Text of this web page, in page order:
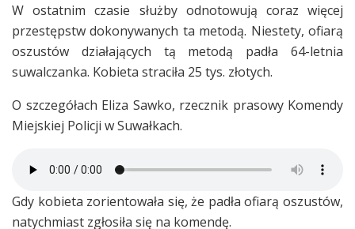
W ostatnim czasie służby odnotowują coraz więcej
przestępstw dokonywanych ta metodą. Niestety, ofiarą
oszustów działających tą metodą padła 64-letnia
suwalczanka. Kobieta straciła 25 tys. złotych.
O szczegółach Eliza Sawko, rzecznik prasowy Komendy
Miejskiej Policji w Suwałkach.
Gdy kobieta zorientowała się, że padła ofiarą oszustów,
natychmiast zgłosiła się na komendę.